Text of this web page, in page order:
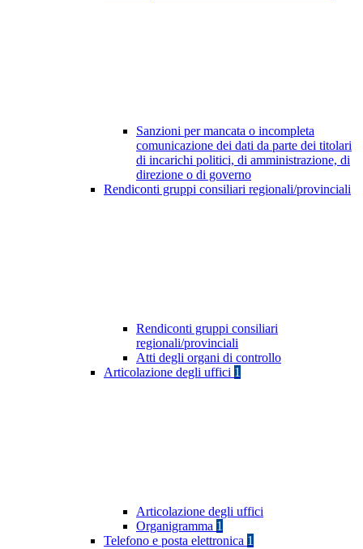
Sanzioni per mancata o incompleta
comunicazione dei dati da parte dei titolari
di incarichi politici, di amministrazione, di
direzione o di governo
Rendiconti gruppi consiliari regionali/provinciali
Rendiconti gruppi consiliari
regionali/provinciali
Atti degli organi di controllo
Articolazione degli uffici 1
Articolazione degli uffici
Organigramma 1
Telefono e posta elettronica 1